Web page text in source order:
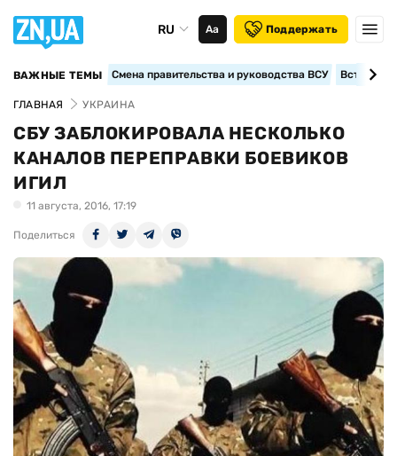
RU Аа Поддержать
ВАЖНЫЕ ТЕМЫ Смена правительства и руководства ВСУ
ГЛАВНАЯ УКРАИНА
СБУ ЗАБЛОКИРОВАЛА НЕСКОЛЬКО
КАНАЛОВ ПЕРЕПРАВКИ БОЕВИКОВ
ИГИЛ
11 августа, 2016, 17:19
Поделиться